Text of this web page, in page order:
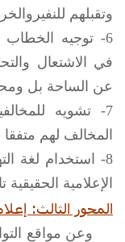
وتقبلهم
6- توجيه الخطاب
في الاشتعال
عن الساحة بل
7- تشويه
المخالف لهم
8- استخدام لغة
الإعلامية
المحور الثالث:
وعن مواقع